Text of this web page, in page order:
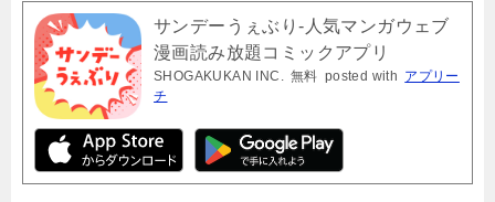
サンデーうぇぶり-人気マンガウェブ
漫画読み放題コミックアプリ
SHOGAKUKAN INC. 無料 posted with アプリー
チ